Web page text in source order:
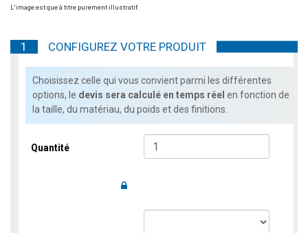
L'image est que à titre purement illustratif.
1 CONFIGUREZ VOTRE PRODUIT
Choisissez celle qui vous convient parmi les différentes
options, le devis sera calculé en temps réel en fonction de
la taille, du matériau, du poids et des finitions.
Quantité